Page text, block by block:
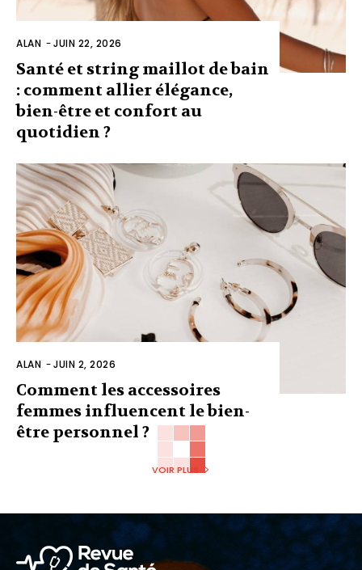
ALAN -JUIN 22, 2026
Santé et string maillot de bain
: comment allier élégance,
bien-être et confort au
quotidien ?
ALAN -JUIN 2, 2026
Comment les accessoires
femmes influencent le bien-
être personnel ?
VOIR PLUS